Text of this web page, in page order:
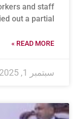
and staff
out a partial
READ MORE »
سبتمبر 1, 2025